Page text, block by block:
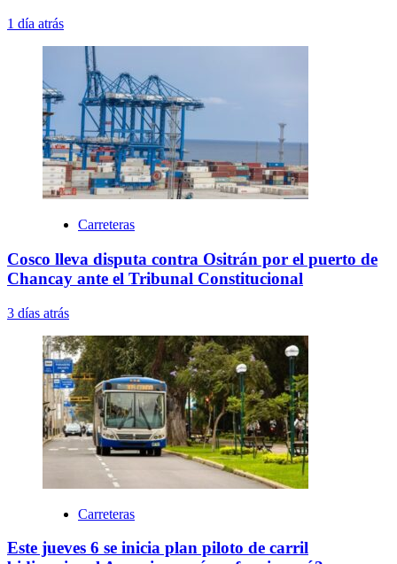
1 día atrás
Carreteras
Cosco lleva disputa contra Ositrán por el puerto de
Chancay ante el Tribunal Constitucional
3 días atrás
Carreteras
Este jueves 6 se inicia plan piloto de carril